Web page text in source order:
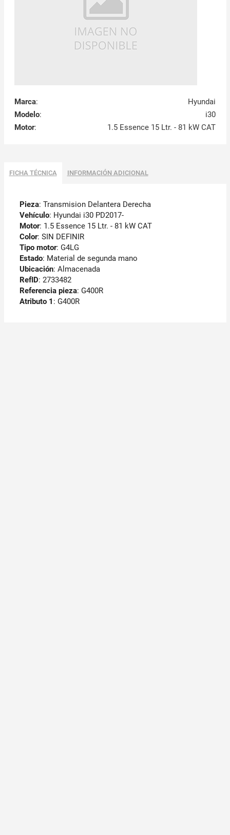
Marca:
Hyundai
Modelo:
i30
Motor: 1.5 Essence 15 Ltr. - 81 kW CAT
FICHA TÉCNICA INFORMACIÓN ADICIONAL
Pieza: Transmision Delantera Derecha
Vehículo: Hyundai i30 PD2017-
Motor: 1.5 Essence 15 Ltr. - 81 kW CAT
Color: SIN DEFINIR
Tipo motor: G4LG
Estado: Material de segunda mano
Ubicación: Almacenada
RefID: 2733482
Referencia pieza: G400R
Atributo 1 : G400R